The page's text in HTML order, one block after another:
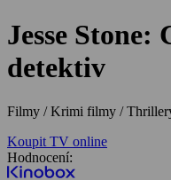
Jesse
detektiv
Filmy / Krimi filmy /
Koupit TV online
Hodnocení: